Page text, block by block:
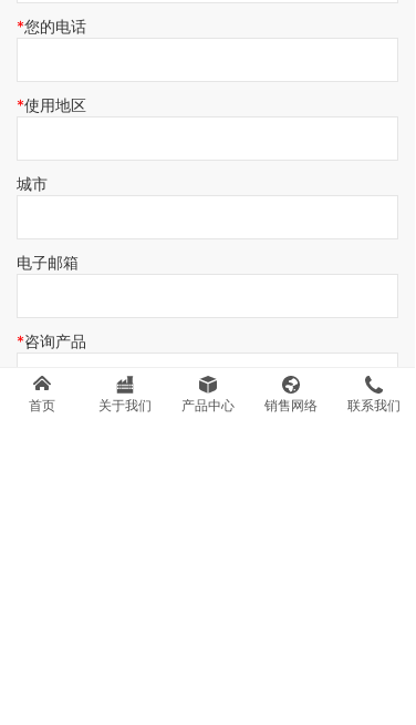
您的电话
使用地区
城市
电子邮箱
咨询产品
首页 关于我们 产品中心 销售网络 联系我们